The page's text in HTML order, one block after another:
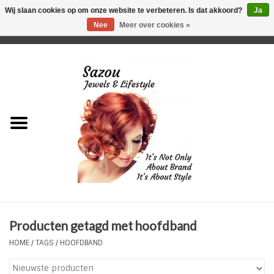
Just for Him
Plus Size Sieraden
Enkelbandjes
Producten getagd met hoofdband
HOME/TAGS / HOOFDBAND
Wij slaan cookies op om onze website te verbeteren. Is dat akkoord?
Ja
Nee
Meer over cookies »